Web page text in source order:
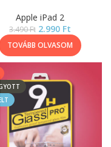
Apple iPad 2
3.490Ft 2.990 Ft
TOVÁBB OLVASOM